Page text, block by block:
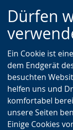
Dürfen
Ein Cookie ist
dem Endgerät
besuchten
helfen uns und
komfortabel
unsere Seiten
Einige Cookies